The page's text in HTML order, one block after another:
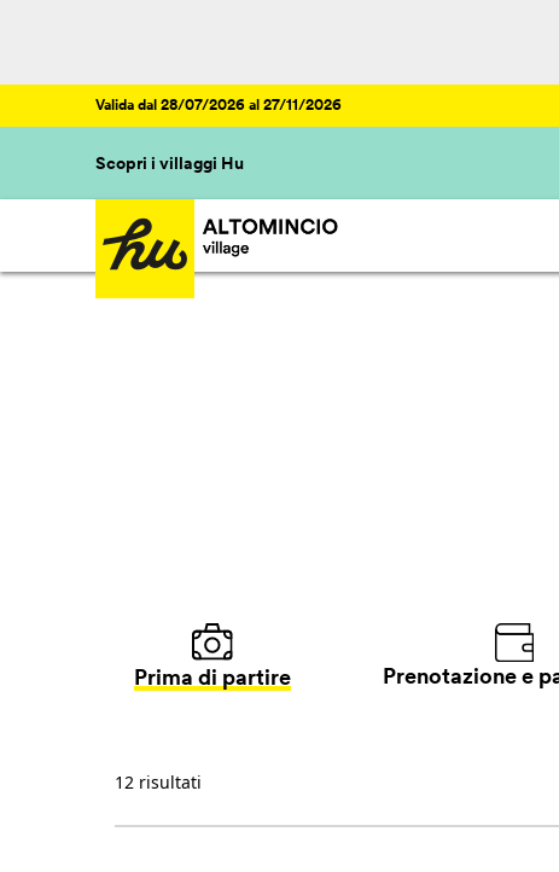
Valida dal 28/07/2026 al 27/11/2026
Scopri i villaggi Hu
Prima di partire Prenotazione e
12 risultati